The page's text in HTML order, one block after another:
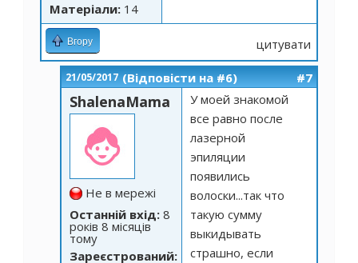
Матеріали: 14
Вгору цитувати
21/05/2017 (Відповісти на #6) #7
ShalenaMama
Не в мережі
Останній вхід: 8
років 8 місяців
тому
Зареєстрований:
У моей знакомой
все равно после
лазерной
эпиляции
появились
волоски...так что
такую сумму
выкидывать
страшно, если